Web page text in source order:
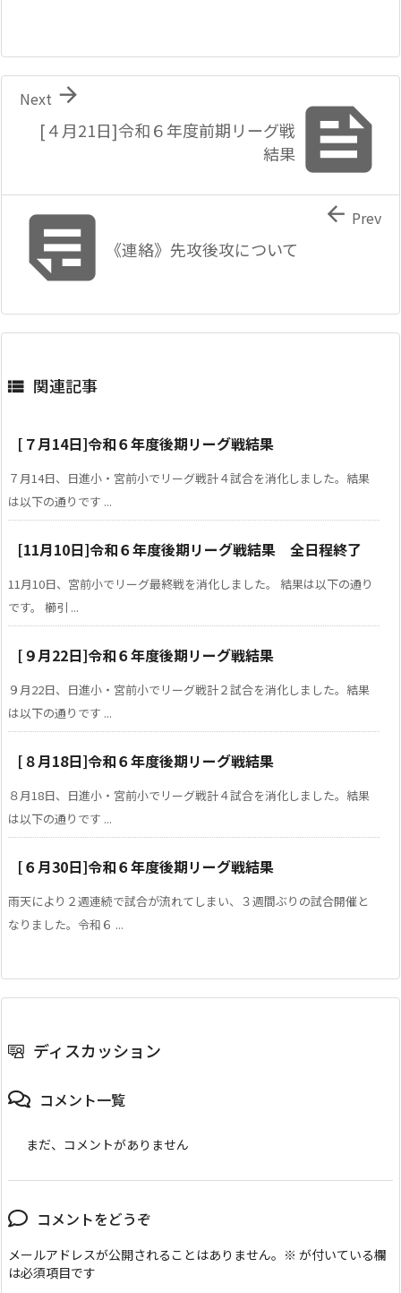

[４月21日]令和６年度前期リーグ戦
結果

Next
 《連絡》先攻後攻について
 Prev
 関連記事
[７月14日]令和６年度後期リーグ戦結果
７月14日、日進小・宮前小でリーグ戦計４試合を消化しました。結果
は以下の通りです ...
[11月10日]令和６年度後期リーグ戦結果 全日程終了
11月10日、宮前小でリーグ最終戦を消化しました。 結果は以下の通り
です。 櫛引 ...
[９月22日]令和６年度後期リーグ戦結果
９月22日、日進小・宮前小でリーグ戦計２試合を消化しました。結果
は以下の通りです ...
[８月18日]令和６年度後期リーグ戦結果
８月18日、日進小・宮前小でリーグ戦計４試合を消化しました。結果
は以下の通りです ...
[６月30日]令和６年度後期リーグ戦結果
雨天により２週連続で試合が流れてしまい、３週間ぶりの試合開催と
なりました。令和６ ...
ディスカッション
コメント一覧
まだ、コメントがありません
コメントをどうぞ
メールアドレスが公開されることはありません。 ※ が付いている欄
は必須項目です